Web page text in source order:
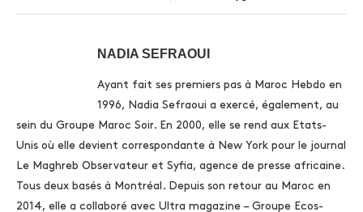
NADIA SEFRAOUI
Ayant fait ses premiers pas à Maroc Hebdo en
1996, Nadia Sefraoui a exercé, également, au
sein du Groupe Maroc Soir. En 2000, elle se rend aux Etats-
Unis où elle devient correspondante à New York pour le journal
Le Maghreb Observateur et Syfia, agence de presse africaine.
Tous deux basés à Montréal. Depuis son retour au Maroc en
2014, elle a collaboré avec Ultra magazine – Groupe Ecos-